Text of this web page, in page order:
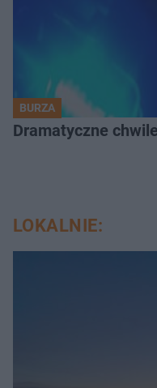
BURZA
Dramatyczne
LOKALNIE: